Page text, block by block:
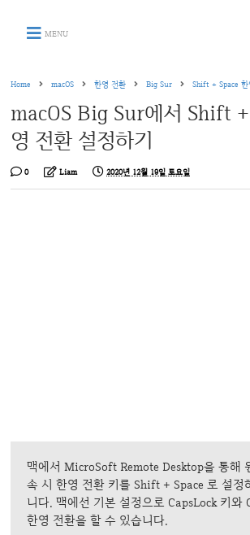
MENU
Home macOS 한영 전환 Big Sur Shift + Space 한
macOS Big Sur에서 Shift
영 전환 설정하기
0 Liam 2020년 12월 19일 토요일
맥에서 MicroSoft Remote Desktop을 통해
속 시 한영 전환 키를 Shift + Space 로 설정
니다. 맥에선 기본 설정으로 CapsLock 키와
한영 전환을 할 수 있습니다.